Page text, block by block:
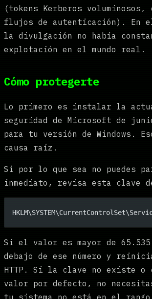
(tokens Kerberos
flujos de autenticación). En el
la divulgación no había
explotación en el mundo real.
Cómo protegerte
Lo primero es instalar la
seguridad de Microsoft de
para tu versión de Windows.
causa raíz.
Si por lo que sea no puedes
inmediato, revisa esta clave
Si el valor es mayor de
debajo de ese número y
HTTP. Si la clave no existe o
valor por defecto, no